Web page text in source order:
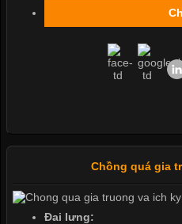
Chồng quá gia
Đai lưng: